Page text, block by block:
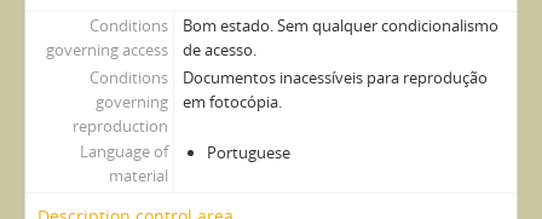
Conditions
governing access
Bom estado. Sem qualquer condicionalismo
de acesso.
Conditions
governing
reproduction
Documentos inacessíveis para reprodução
em fotocópia.
Language of
material
Portuguese